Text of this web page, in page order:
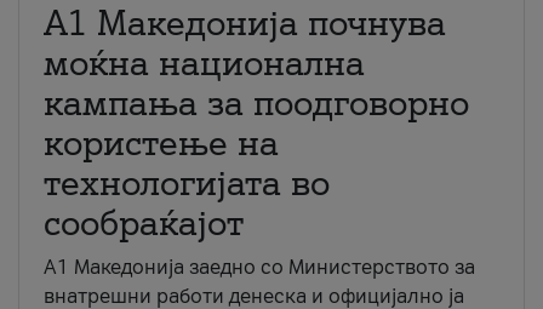
A1 Македонија почнува
моќна национална
кампања за поодговорно
користење на
технологијата во
сообраќајот
A1 Македонија заедно со Министерството за
внатрешни работи денеска и официјално ја